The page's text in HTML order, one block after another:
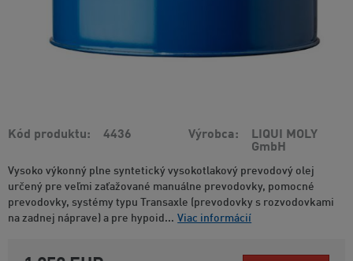
Kód produktu 4436 Výrobca
LIQUI MOLY
GmbH
Vysoko výkonný plne syntetický vysokotlakový prevodový olej
určený pre veľmi zaťažované manuálne prevodovky, pomocné
prevodovky, systémy typu Transaxle (prevodovky s rozvodovkami
na zadnej náprave) a pre hypoid... Viac informácií